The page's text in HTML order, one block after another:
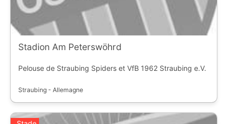
Stadion Am Peterswöhrd
Pelouse de Straubing Spiders et VfB 1962 Straubing e.V.
Straubing - Allemagne